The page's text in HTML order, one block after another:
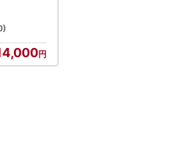
んけべ
イチゴ